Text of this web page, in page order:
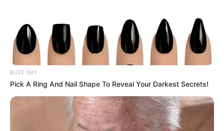
BUZZ DAY
Pick A Ring And Nail Shape To Reveal Your Darkest Secrets!